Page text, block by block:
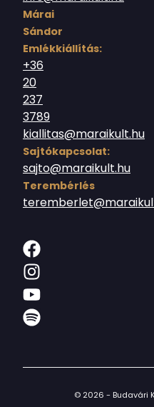
Márai
Sándor
Emlékkiállítás:
+36
20
237
3789
kiallitas@maraikult.hu
Sajtókapcsolat:
sajto@maraikult.hu
Terembérlés
© 2026 - Budavári